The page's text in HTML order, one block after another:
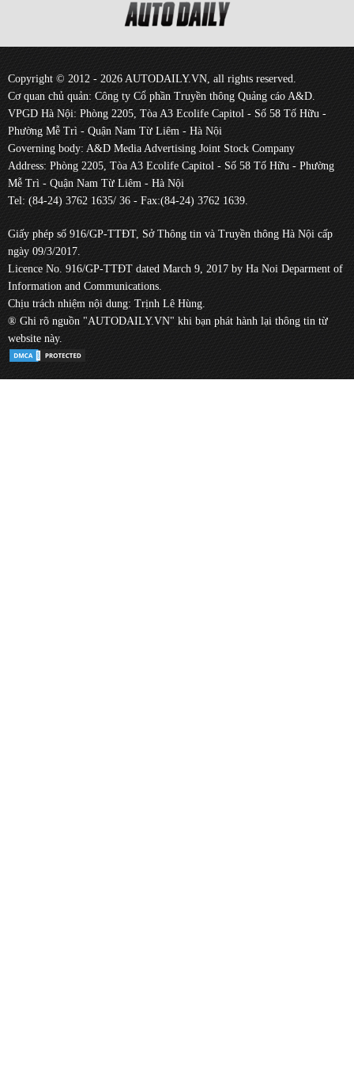
Copyright © 2012 - 2026 AUTODAILY.VN, all rights reserved.
Cơ quan chủ quản: Công ty Cổ phần Truyền thông Quảng cáo A&D.
VPGD Hà Nội: Phòng 2205, Tòa A3 Ecolife Capitol - Số 58 Tố Hữu -
Phường Mễ Trì - Quận Nam Từ Liêm - Hà Nội
Governing body: A&D Media Advertising Joint Stock Company
Address: Phòng 2205, Tòa A3 Ecolife Capitol - Số 58 Tố Hữu - Phường
Mễ Trì - Quận Nam Từ Liêm - Hà Nội
Tel: (84-24) 3762 1635/ 36 - Fax:(84-24) 3762 1639.
Giấy phép số 916/GP-TTĐT, Sở Thông tin và Truyền thông Hà Nội cấp
ngày 09/3/2017.
Licence No. 916/GP-TTĐT dated March 9, 2017 by Ha Noi Deparment of
Information and Communications.
Chịu trách nhiệm nội dung: Trịnh Lê Hùng.
® Ghi rõ nguồn "AUTODAILY.VN" khi bạn phát hành lại thông tin từ
website này.